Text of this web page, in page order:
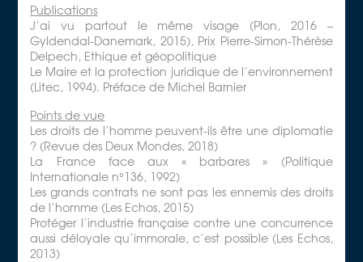
Publications
J’ai vu partout le même visage (Plon, 2016 –
Gyldendal-Danemark, 2015), Prix Pierre-Simon-Thérèse
Delpech, Ethique et géopolitique
Le Maire et la protection juridique de l’environnement
(Litec, 1994). Préface de Michel Barnier
Points de vue
Les droits de l’homme peuvent-ils être une diplomatie
? (Revue des Deux Mondes, 2018)
La France face aux « barbares » (Politique
Internationale n°136, 1992)
Les grands contrats ne sont pas les ennemis des droits
de l’homme (Les Echos, 2015)
Protéger l’industrie française contre une concurrence
aussi déloyale qu’immorale, c’est possible (Les Echos,
2013)